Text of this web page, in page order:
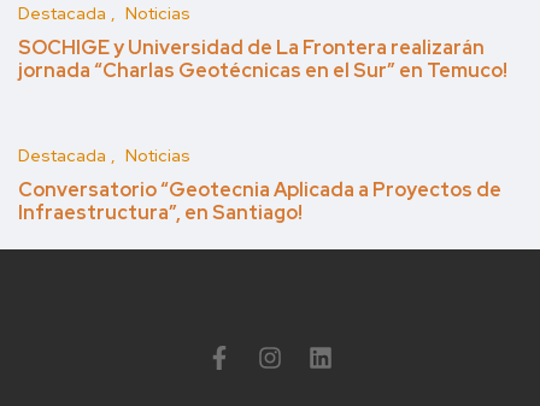
Destacada Noticias
SOCHIGE y Universidad de La Frontera realizarán
jornada “Charlas Geotécnicas en el Sur” en Temuco!
Destacada Noticias
Conversatorio “Geotecnia Aplicada a Proyectos de
Infraestructura”, en Santiago!